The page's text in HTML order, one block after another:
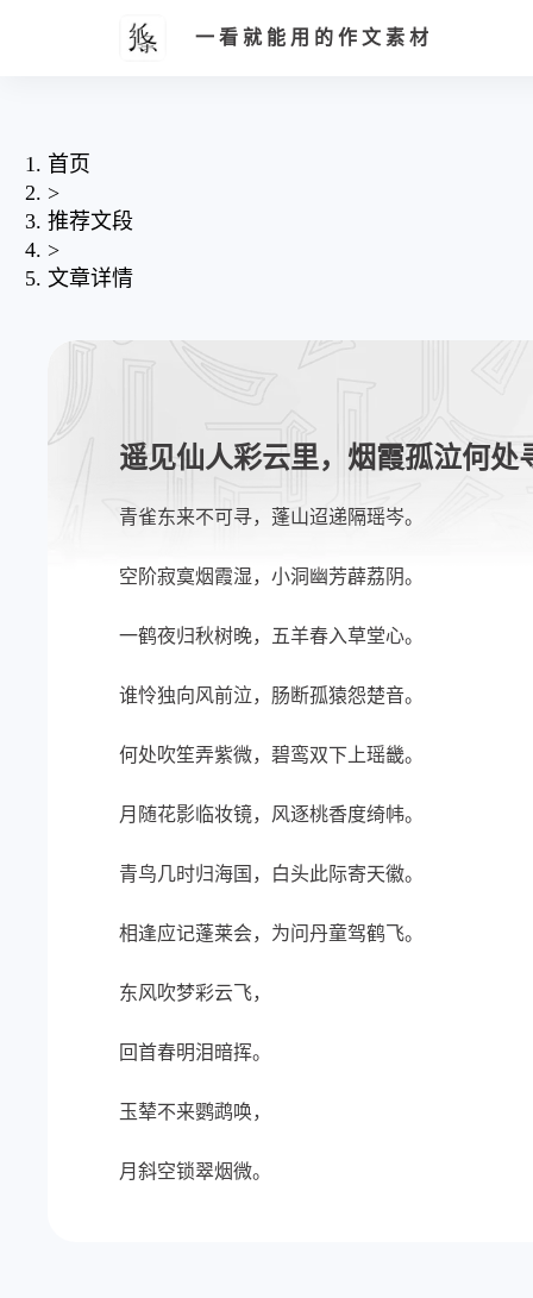
一看就能用的作文素材
首页
>
推荐文段
>
文章详情
遥见仙人彩云里，烟霞孤泣何处
青雀东来不可寻，蓬山迢递隔瑶岑。
空阶寂寞烟霞湿，小洞幽芳薜荔阴。
一鹤夜归秋树晚，五羊春入草堂心。
谁怜独向风前泣，肠断孤猿怨楚音。
何处吹笙弄紫微，碧鸾双下上瑶畿。
月随花影临妆镜，风逐桃香度绮帏。
青鸟几时归海国，白头此际寄天徽。
相逢应记蓬莱会，为问丹童驾鹤飞。
东风吹梦彩云飞，
回首春明泪暗挥。
玉辇不来鹦鹉唤，
月斜空锁翠烟微。